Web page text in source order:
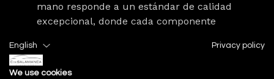
mano responde a un estándar de calidad
excepcional, donde cada componente
estructural. Estos materiales no solo
aportan ligereza, resistencia y confort,
English Privacy policy
We use cookies